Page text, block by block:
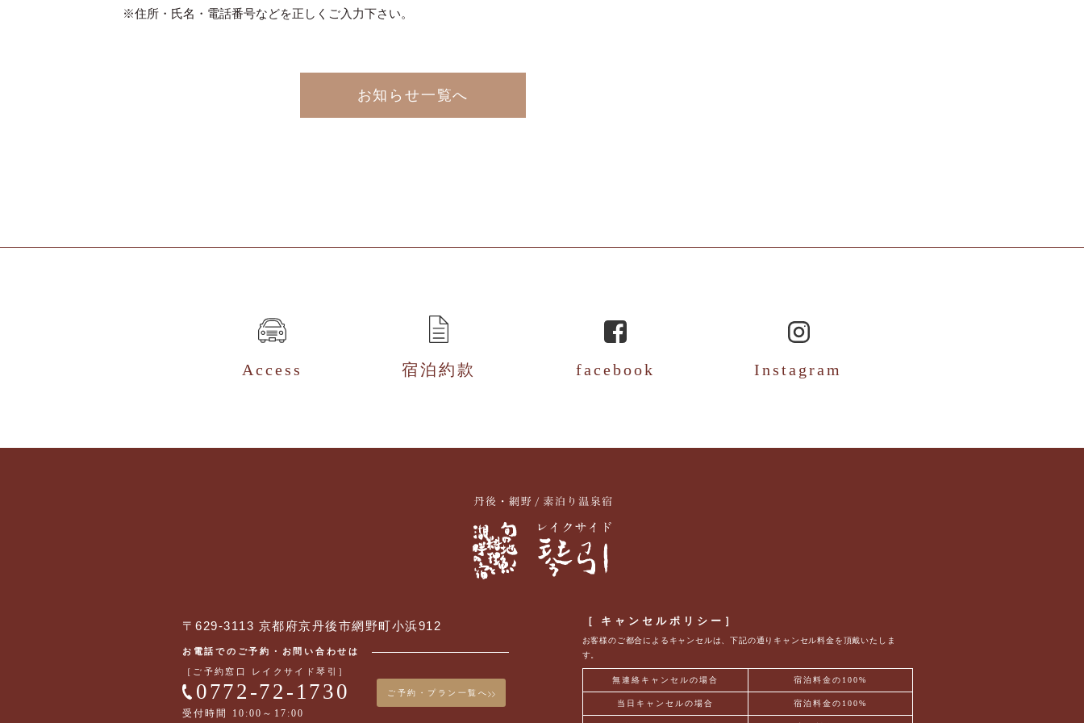
※住所・氏名・電話番号などを正しくご入力下さい。
お知らせ一覧へ
Access 宿泊約款 facebook Instagram
〒629-3113 京都府京丹後市網野町小浜912
お電話でのご予約・お問い合わせは
［ご予約窓口 レイクサイド琴引］
0772-72-1730
受付時間 10:00～17:00
ご予約・プラン一覧へ
［ キャンセルポリシー］
お客様のご都合によるキャンセルは、下記の通りキャンセル料金を頂戴いたしま
す。
無連絡キャンセルの場合 宿泊料金の100%
当日キャンセルの場合 宿泊料金の100%